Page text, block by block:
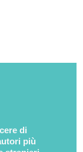
di
più